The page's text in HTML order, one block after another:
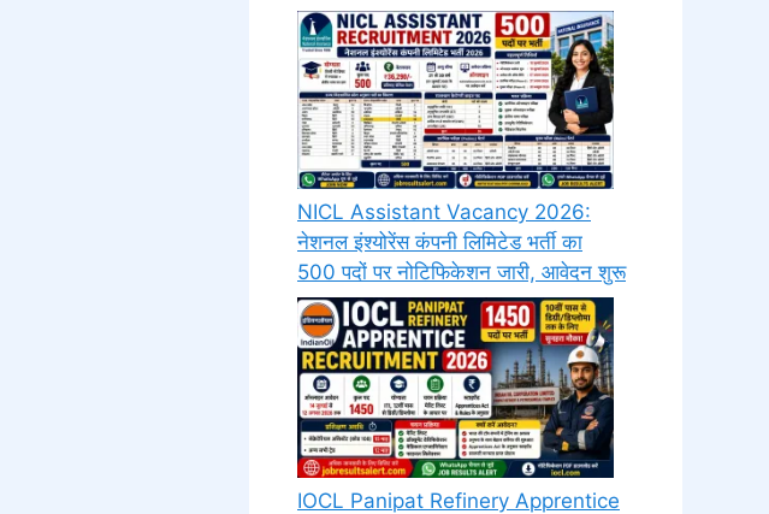
NICL Assistant Vacancy 2026:
नेशनल इंश्योरेंस कंपनी लिमिटेड भर्ती का
500 पदों पर नोटिफिकेशन जारी, आवेदन शुरू
IOCL Panipat Refinery Apprentice